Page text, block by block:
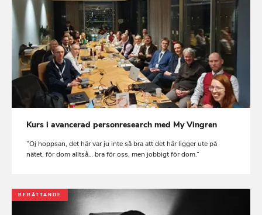
Kurs i avancerad personresearch med My Vingren
”Oj hoppsan, det här var ju inte så bra att det här ligger ute på
nätet, för dom alltså… bra för oss, men jobbigt för dom.”
BERÄTTANDE